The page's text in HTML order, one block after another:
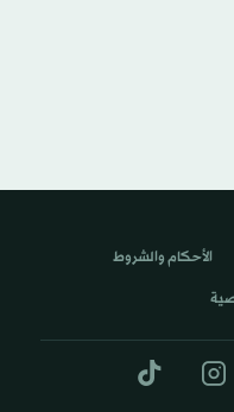
الأحكام والشروط